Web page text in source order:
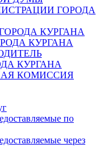
ГОРОДА
КУРГАНА
КУРГАНА
КУРГАНА
КОМИССИЯ
по
через